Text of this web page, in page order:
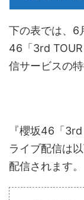
下の表では、6
46「3rd
信サービスの
『櫻坂46「
ライブ配信は
配信されます。